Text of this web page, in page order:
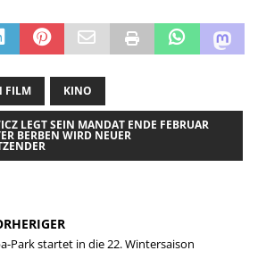
FILM KINO
LEGT SEIN MANDAT ENDE FEBRUAR
BERBEN WIRD NEUER
Park startet in die 22. Wintersaison